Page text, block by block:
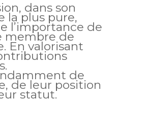
dans son
la plus pure,
l’importance de
membre de
En valorisant
de
de leur position
statut.